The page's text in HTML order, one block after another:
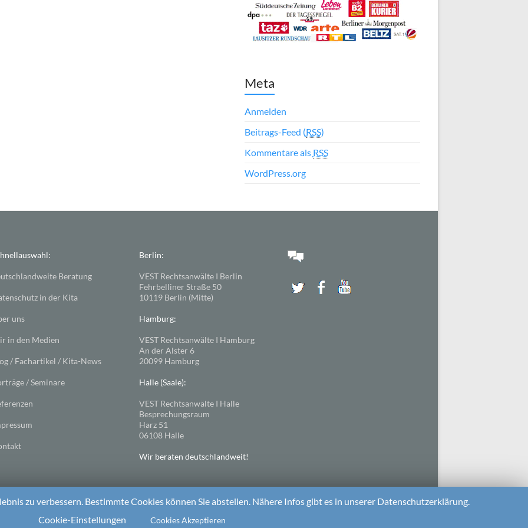
Meta
Anmelden
Beitrags-Feed (RSS)
Kommentare als RSS
WordPress.org
Beratung
in der Kita
uns
in den Medien
/ Fachartikel / Kita-News
/ Seminare
Berlin:
VEST Rechtsanwälte I Berlin
Fehrbelliner Straße 50
10119 Berlin (Mitte)
Hamburg:
VEST Rechtsanwälte I Hamburg
An der Alster 6
20099 Hamburg
Halle (Saale):
VEST Rechtsanwälte I Halle
Besprechungsraum
Harz 51
06108 Halle
Wir beraten deutschlandweit!
zu verbessern. Bestimmte Cookies können Sie abstellen. Nähere Infos gibt es in unserer Datenschutzerklärung.
Cookie-Einstellungen
Cookies Akzeptieren